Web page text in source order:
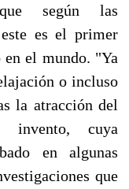
según las
es el primer
el mundo. "Ya
o incluso
la atracción del
invento, cuya
en algunas
que